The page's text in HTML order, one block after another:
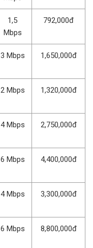
1,5
Mbps
792,000đ
3 Mbps 1,650,000đ
2 Mbps 1,320,000đ
4 Mbps 2,750,000đ
6 Mbps 4,400,000đ
4 Mbps 3,300,000đ
6 Mbps 8,800,000đ